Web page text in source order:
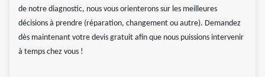
de notre diagnostic, nous vous orienterons sur les meilleures
décisions à prendre (réparation, changement ou autre). Demandez
dès maintenant votre devis gratuit afin que nous puissions intervenir
à temps chez vous !